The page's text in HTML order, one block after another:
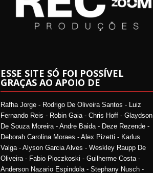
ESSE SITE SÓ FOI POSSÍVEL
GRAÇAS AO APOIO DE
Rafha Jorge - Rodrigo De Oliveira Santos - Luiz
Fernando Reis - Robin Gaia - Chris Hoff - Glaydson
De Souza Moreira - Andre Baida - Deze Rezende -
Deborah Carolina Moraes - Alex Pizetti - Karlus
Valga - Alyson Garcia Alves - Weskley Raupp De
Oliveira - Fabio Pioczkoski - Guilherme Costa -
Anderson Nazario Espindola - Stephany Nusch -